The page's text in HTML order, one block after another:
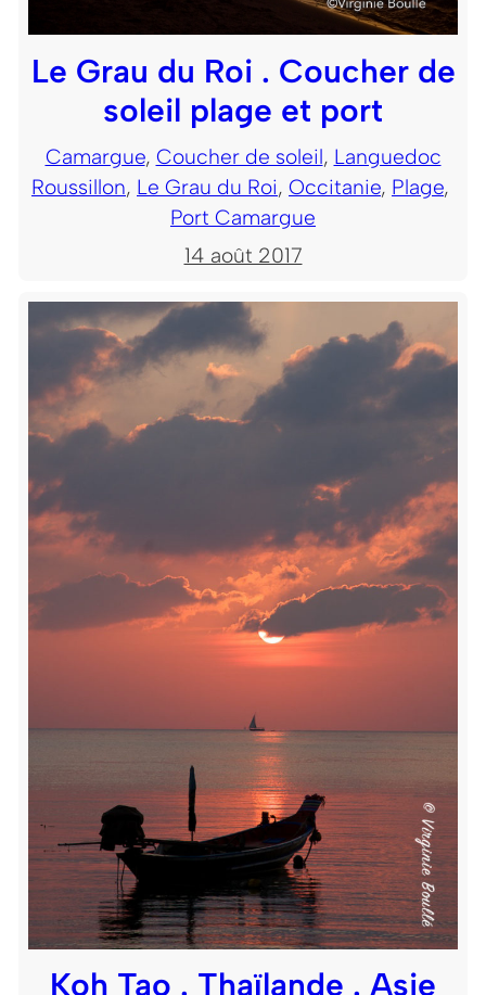
Le Grau du Roi . Coucher de
soleil plage et port
Camargue, Coucher de soleil, Languedoc
Roussillon, Le Grau du Roi, Occitanie, Plage
Port Camargue
14 août 2017
Koh Tao . Thaïlande . Asie